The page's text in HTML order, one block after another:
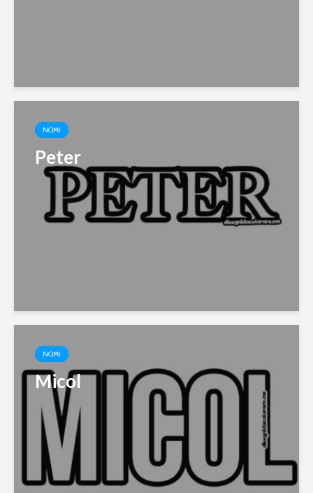
NOMI
Peter
NOMI
Micol